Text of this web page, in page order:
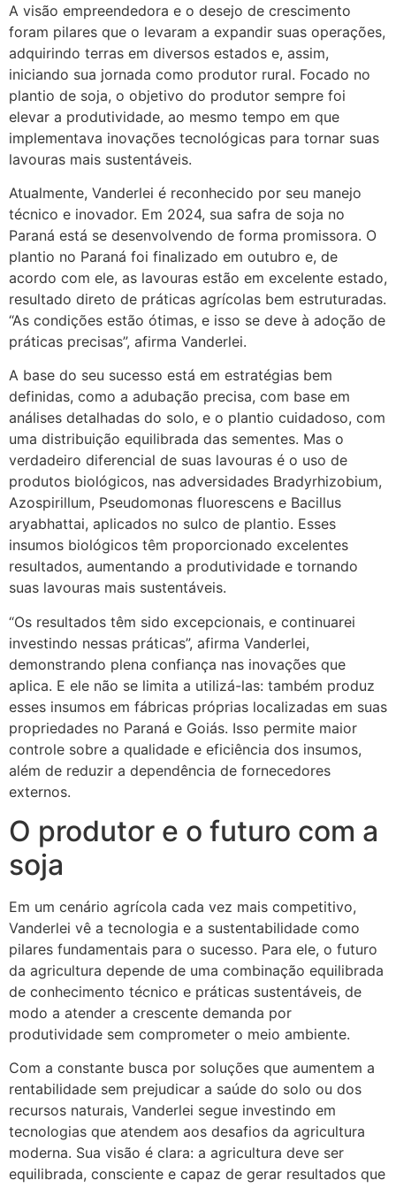
A visão empreendedora e o desejo de crescimento
foram pilares que o levaram a expandir suas operações,
adquirindo terras em diversos estados e, assim,
iniciando sua jornada como produtor rural. Focado no
plantio de soja, o objetivo do produtor sempre foi
elevar a produtividade, ao mesmo tempo em que
implementava inovações tecnológicas para tornar suas
lavouras mais sustentáveis.
Atualmente, Vanderlei é reconhecido por seu manejo
técnico e inovador. Em 2024, sua safra de soja no
Paraná está se desenvolvendo de forma promissora. O
plantio no Paraná foi finalizado em outubro e, de
acordo com ele, as lavouras estão em excelente estado,
resultado direto de práticas agrícolas bem estruturadas.
“As condições estão ótimas, e isso se deve à adoção de
práticas precisas”, afirma Vanderlei.
A base do seu sucesso está em estratégias bem
definidas, como a adubação precisa, com base em
análises detalhadas do solo, e o plantio cuidadoso, com
uma distribuição equilibrada das sementes. Mas o
verdadeiro diferencial de suas lavouras é o uso de
produtos biológicos, nas adversidades Bradyrhizobium,
Azospirillum, Pseudomonas fluorescens e Bacillus
aryabhattai, aplicados no sulco de plantio. Esses
insumos biológicos têm proporcionado excelentes
resultados, aumentando a produtividade e tornando
suas lavouras mais sustentáveis.
“Os resultados têm sido excepcionais, e continuarei
investindo nessas práticas”, afirma Vanderlei,
demonstrando plena confiança nas inovações que
aplica. E ele não se limita a utilizá-las: também produz
esses insumos em fábricas próprias localizadas em suas
propriedades no Paraná e Goiás. Isso permite maior
controle sobre a qualidade e eficiência dos insumos,
além de reduzir a dependência de fornecedores
externos.
O produtor e o futuro com a
soja
Em um cenário agrícola cada vez mais competitivo,
Vanderlei vê a tecnologia e a sustentabilidade como
pilares fundamentais para o sucesso. Para ele, o futuro
da agricultura depende de uma combinação equilibrada
de conhecimento técnico e práticas sustentáveis, de
modo a atender a crescente demanda por
produtividade sem comprometer o meio ambiente.
Com a constante busca por soluções que aumentem a
rentabilidade sem prejudicar a saúde do solo ou dos
recursos naturais, Vanderlei segue investindo em
tecnologias que atendem aos desafios da agricultura
moderna. Sua visão é clara: a agricultura deve ser
equilibrada, consciente e capaz de gerar resultados que